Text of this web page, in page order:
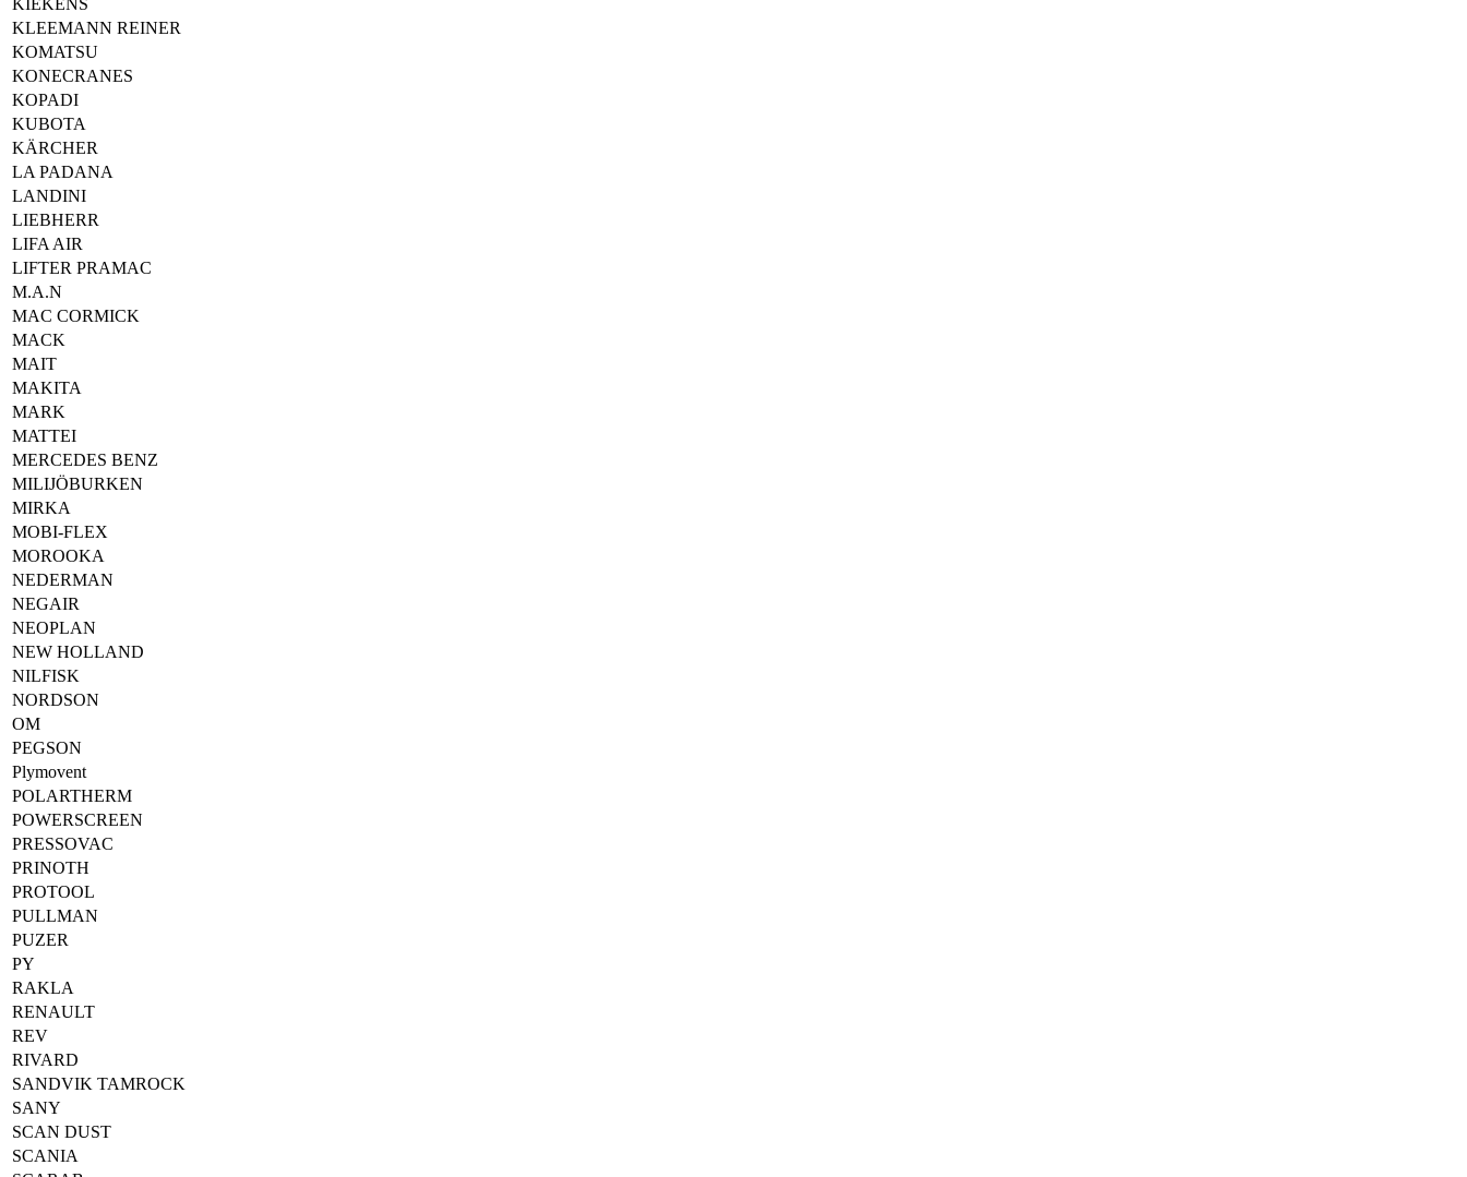
KLEEMANN REINER
KOMATSU
KONECRANES
KOPADI
KUBOTA
KÄRCHER
LA PADANA
LANDINI
LIEBHERR
LIFA AIR
LIFTER PRAMAC
M.A.N
MAC CORMICK
MACK
MAIT
MAKITA
MARK
MATTEI
MERCEDES BENZ
MILIJÖBURKEN
MIRKA
MOBI-FLEX
MOROOKA
NEDERMAN
NEGAIR
NEOPLAN
NEW HOLLAND
NILFISK
NORDSON
OM
PEGSON
Plymovent
POLARTHERM
POWERSCREEN
PRESSOVAC
PRINOTH
PROTOOL
PULLMAN
PUZER
PY
RAKLA
RENAULT
REV
RIVARD
SANDVIK TAMROCK
SANY
SCAN DUST
SCANIA